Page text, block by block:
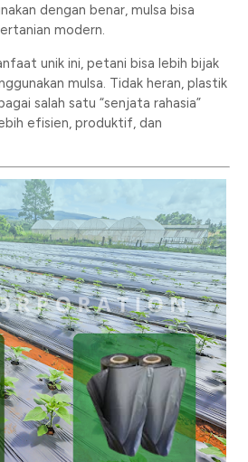
dengan benar, mulsa bisa
modern.
unik ini, petani bisa lebih bijak
mulsa. Tidak heran, plastik
salah satu “senjata rahasia”
efisien, produktif, dan